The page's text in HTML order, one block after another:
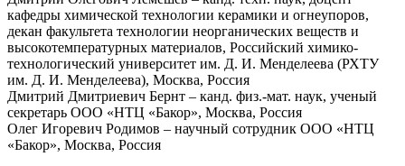
кафедры химической технологии керамики и огнеупоров,
декан факультета технологии неорганических веществ и
высокотемпературных материалов, Российский химико-
технологический университет им. Д. И. Менделеева (РХТУ
им. Д. И. Менделеева), Москва, Россия
Дмитрий Дмитриевич Бернт – канд. физ.-мат. наук, ученый
секретарь ООО «НТЦ «Бакор», Москва, Россия
Олег Игоревич Родимов – научный сотрудник ООО «НТЦ
«Бакор», Москва, Россия